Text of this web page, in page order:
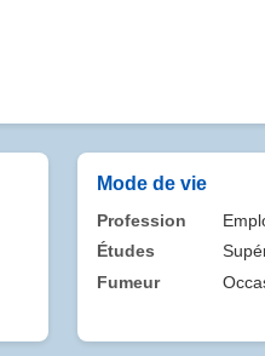
Mode de vie
Profession
Études
Fumeur